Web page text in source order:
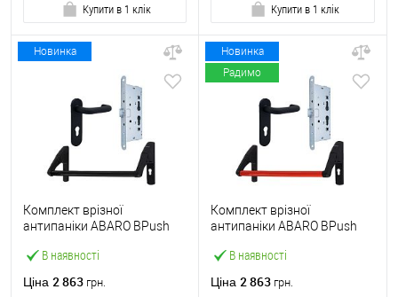
Купити в 1 клік Купити в 1 клік
Новинка
В наявності
Комплект врізної
антипаніки ABARO BPush
чорний із замком та ручкою
Ціна 2 863 грн.
Новинка
Радимо
В наявності
Комплект врізної
антипаніки ABARO BPush
червоний із замком та
Ціна 2 863 грн.